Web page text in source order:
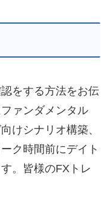
をする方法をお伝
ァンダメンタル
けシナリオ構築、
ク時間前にデイト
。皆様のFXトレ